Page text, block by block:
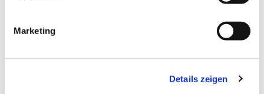
Marketing
Details zeigen